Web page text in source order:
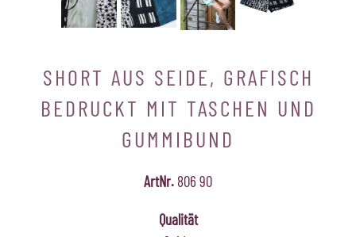
SHORT AUS SEIDE, GRAFISCH
BEDRUCKT MIT TASCHEN UND
GUMMIBUND
ArtNr. 806 90
Qualität